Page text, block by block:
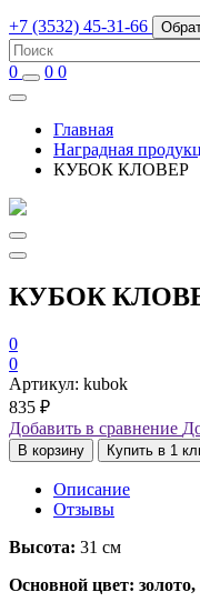
+7 (3532) 45-31-66
0 0 0
Главная
Наградная
КУБОК КЛОВЕР
КУБОК
0
0
Артикул: kubok
835 ₽
Добавить в сравнение
В корзину Купить в 1
Описание
Отзывы
Высота: 31 см
Основной цвет: